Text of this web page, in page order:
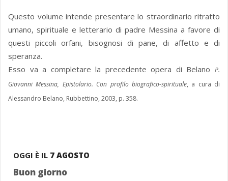
Questo volume intende presentare lo straordinario ritratto
umano, spirituale e letterario di padre Messina a favore di
questi piccoli orfani, bisognosi di pane, di affetto e di
speranza.
Esso va a completare la precedente opera di Belano P.
Giovanni Messina, Epistolario. Con profilo biografico-spirituale, a cura di
Alessandro Belano, Rubbettino, 2003, p. 358.
OGGI È IL 7 AGOSTO
Buon giorno